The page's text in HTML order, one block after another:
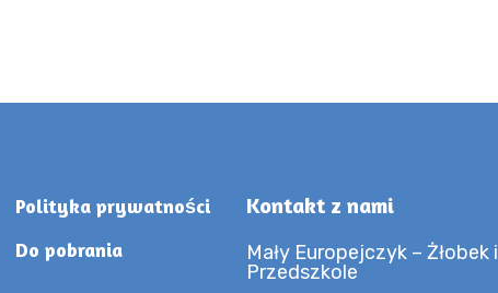
Polityka prywatności
Do pobrania
Kontakt z nami
Mały Europejczyk – Żłobek i
Przedszkole